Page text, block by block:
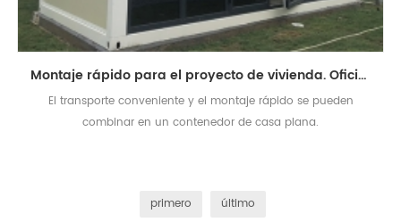
Montaje rápido para el proyecto de vivienda. Oficina prefabricada.
El transporte conveniente y el montaje rápido se pueden
combinar en un contenedor de casa plana.
primero
último